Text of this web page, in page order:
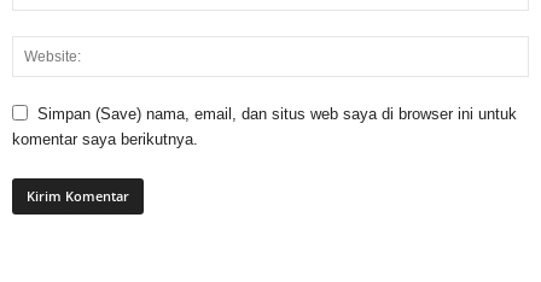
Simpan (Save) nama, email, dan situs web saya di browser ini untuk
komentar saya berikutnya.